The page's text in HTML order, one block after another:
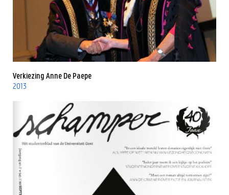
Verkiezing Anne De Paepe
2013